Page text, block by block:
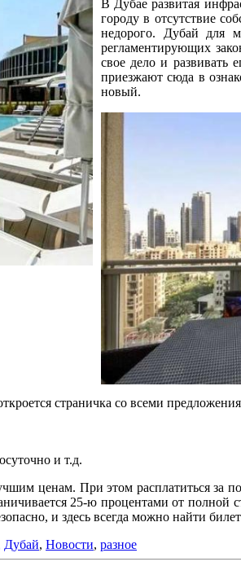
В Дубае развитая
городу в отсутствие
недорого. Дубай для
регламентирующих
свое дело и развивать
приезжают сюда в
новый.
страничка со всеми
и т.д.
ценам. При этом расплатиться за
25-ю процентами от
и здесь всегда можно найти
Дубай, Новости, разное